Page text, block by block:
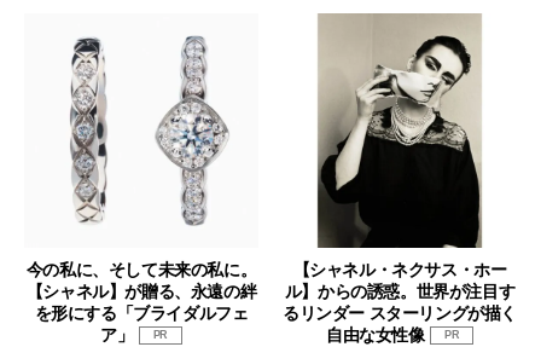
今の私に、そして未来の私に。
【シャネル】が贈る、永遠の絆
を形にする「ブライダルフェ
ア」
PR
【シャネル・ネクサス・ホー
ル】からの誘惑。世界が注目す
るリンダー スターリングが描く
自由な女性像
PR